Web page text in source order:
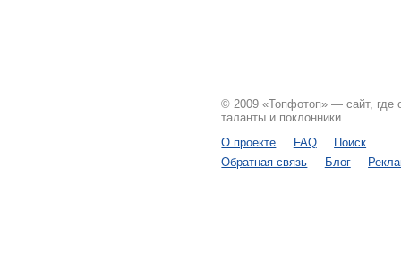
© 2009 «Топфотоп» — сайт, где
таланты и поклонники.
О проекте
FAQ
Поиск
Обратная связь
Блог